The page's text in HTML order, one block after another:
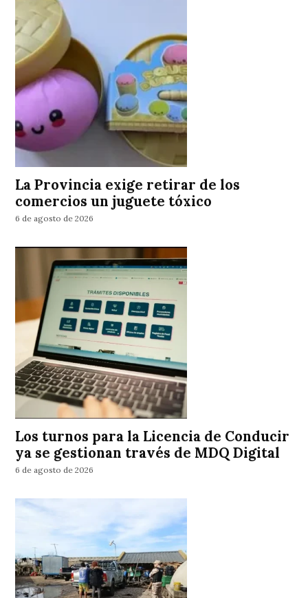
La Provincia exige retirar de los
comercios un juguete tóxico
6 de agosto de 2026
Los turnos para la Licencia de Conducir
ya se gestionan través de MDQ Digital
6 de agosto de 2026